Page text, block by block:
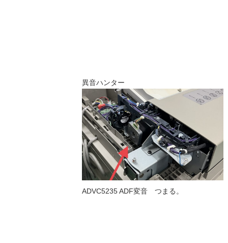
異音ハンター
ADVC5235 ADF変音 つまる。